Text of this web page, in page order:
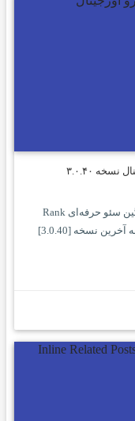
افزونه رنک مث پرو Rank Math Pro 3.0.40 پلاگین سئو حرفه‌ای Rank
Math SEO BUSINESS در تاریخ [1402/05/16] به آخرین نسخه [3.0.40]